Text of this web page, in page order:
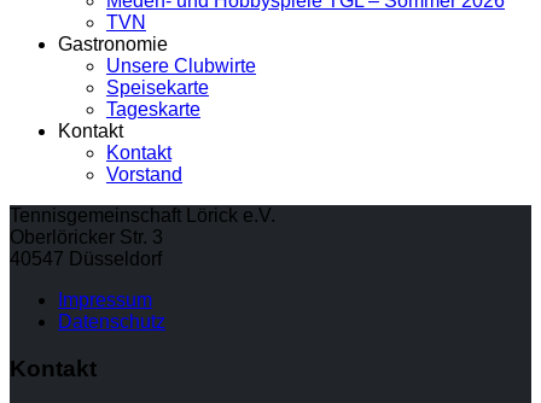
TVN
Gastronomie
Unsere Clubwirte
Speisekarte
Tageskarte
Kontakt
Kontakt
Vorstand
Tennisgemeinschaft Lörick e.V.
Oberlöricker Str. 3
40547 Düsseldorf
Impressum
Datenschutz
Kontakt